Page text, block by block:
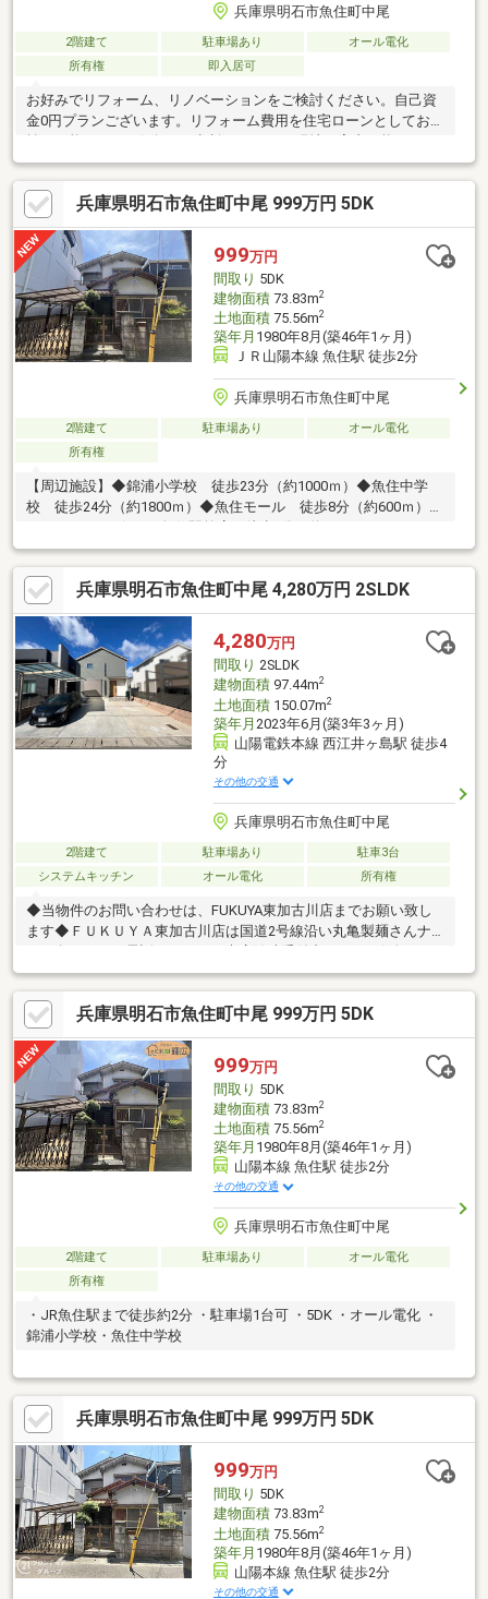
兵庫県明石市魚住町中尾
2階建て 駐車場あり
オール電化
所有権
即入居可
お好みでリフォーム、リノベーションをご検討ください。自己資
金0円プランございます。リフォーム費用を住宅ローンとしてお支
お問い合わせは 078-600-9946 までお気軽にお問合せください。
兵庫県明石市魚住町中尾 999万円 5DK
999万円
間取り 5DK
建物面積73.83m2
土地面積75.56m2
築年月 1980年8月(築46年1ヶ月)
ＪＲ山陽本線 魚住駅 徒歩2分
兵庫県明石市魚住町中尾
2階建て 駐車場あり
オール電化
所有権
【周辺施設】◆錦浦小学校 徒歩23分（約1000ｍ）◆魚住中学
校 徒歩24分（約1800ｍ）◆魚住モール 徒歩8分（約600ｍ）◆
探しはケイアイエポックメイキング（株）姫路店へお任せくださ
い！／☆幅広いご紹介♪気になる物件を一括でご紹介させて頂き
ます！☆住宅ローン相談無料対応！☆土日平日夜でもご対応可能
です！〇 ● 〇 30秒で来場予約 〇 ● 〇 「資料請求」はオ
レンジのボタン（無料）、「見学予約」は赤いボタン（無料）を
クリック♪メールだけで内覧予約ができちゃいます！お気軽にお問
い合わせください♪
兵庫県明石市魚住町中尾 4,280万円 2SLDK
4,280万円
間取り 2SLDK
建物面積97.44m2
土地面積150.07m2
築年月 2023年6月(築3年3ヶ月)
山陽電鉄本線 西江井ヶ島駅 徒歩4
分
その他の交通
兵庫県明石市魚住町中尾
2階建て 駐車場あり
駐車3台
システムキッチン
オール電化 所有権
◆当物件のお問い合わせは、FUKUYA東加古川店までお願い致し
ます◆ＦＵＫＵＹＡ東加古川店は国道2号線沿い丸亀製麺さんナ
来店お待ちしております。●北西側道路は42条道路に該当してい
ません。●ヴェルハウジング施工●S=納戸●駐車台数は車種によ
る。●家具・調度品は含まれません。【物件の特徴】■山電西江井
ヶ島駅とJR魚住駅の2沿線利用可で各方面へのアクセスも良好■並
列3台駐車可能なゆとりのカースペース■火を使わないＩＨクッキ
ングヒーターで空気もクリーン■環境にもママの手にも優しい食
器洗乾燥機付き
兵庫県明石市魚住町中尾 999万円 5DK
999万円
間取り 5DK
建物面積73.83m2
土地面積75.56m2
築年月 1980年8月(築46年1ヶ月)
山陽本線 魚住駅 徒歩2分
その他の交通
兵庫県明石市魚住町中尾
2階建て 駐車場あり
オール電化
所有権
・JR魚住駅まで徒歩約2分 ・駐車場1台可 ・5DK ・オール電化 ・
錦浦小学校・魚住中学校
兵庫県明石市魚住町中尾 999万円 5DK
999万円
間取り 5DK
建物面積73.83m2
土地面積75.56m2
築年月 1980年8月(築46年1ヶ月)
山陽本線 魚住駅 徒歩2分
その他の交通